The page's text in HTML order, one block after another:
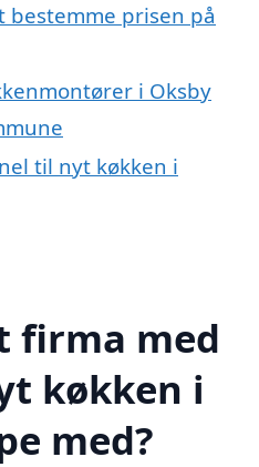
bestemme prisen på
i Oksby
til nyt køkken i
firma med
køkken i
med?